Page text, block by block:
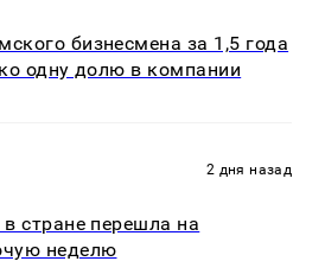
бизнесмена за 1,5 года
одну долю в компании
2 дня назад
стране перешла на
неделю